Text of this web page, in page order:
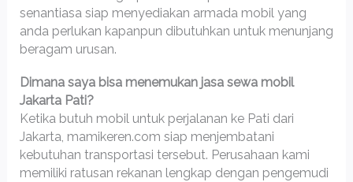
senantiasa siap menyediakan armada mobil yang
anda perlukan kapanpun dibutuhkan untuk menunjang
beragam urusan.
Dimana saya bisa menemukan jasa sewa mobil
Jakarta Pati?
Ketika butuh mobil untuk perjalanan ke Pati dari
Jakarta, mamikeren.com siap menjembatani
kebutuhan transportasi tersebut. Perusahaan kami
memiliki ratusan rekanan lengkap dengan pengemudi